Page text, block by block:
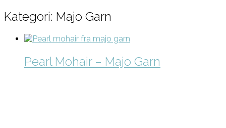
Kategori: Majo Garn
Pearl Mohair – Majo Garn